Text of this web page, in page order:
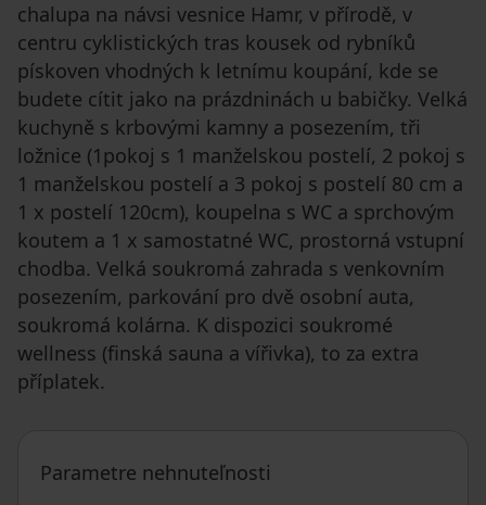
chalupa na návsi vesnice Hamr, v přírodě, v
centru cyklistických tras kousek od rybníků
pískoven vhodných k letnímu koupání, kde se
budete cítit jako na prázdninách u babičky. Velká
kuchyně s krbovými kamny a posezením, tři
ložnice (1pokoj s 1 manželskou postelí, 2 pokoj s
1 manželskou postelí a 3 pokoj s postelí 80 cm a
1 x postelí 120cm), koupelna s WC a sprchovým
koutem a 1 x samostatné WC, prostorná vstupní
chodba. Velká soukromá zahrada s venkovním
posezením, parkování pro dvě osobní auta,
soukromá kolárna. K dispozici soukromé
wellness (finská sauna a vířivka), to za extra
příplatek.
Parametre nehnuteľnosti